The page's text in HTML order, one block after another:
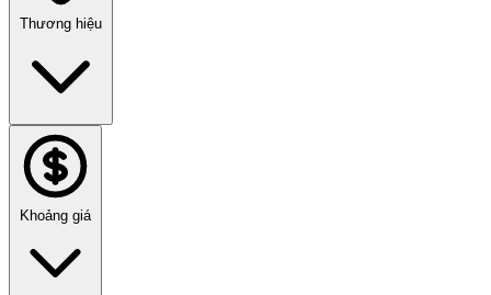
Thương hiệu
Khoảng giá